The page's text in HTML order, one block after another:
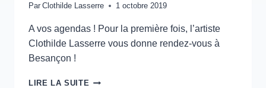
Par Clothilde Lasserre 1 octobre 2019
A vos agendas ! Pour la première fois, l’artiste
Clothilde Lasserre vous donne rendez-vous à
Besançon !
LIRE LA SUITE BIENNALE